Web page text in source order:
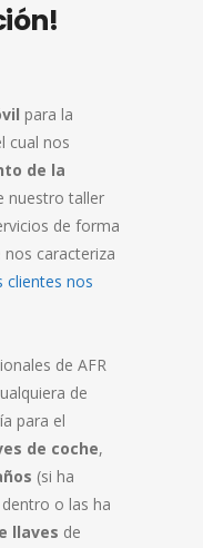
para la
cual nos
de la
nuestro taller
de forma
caracteriza
clientes nos
de AFR
de
para el
de coche,
(si ha
o las ha
llaves de